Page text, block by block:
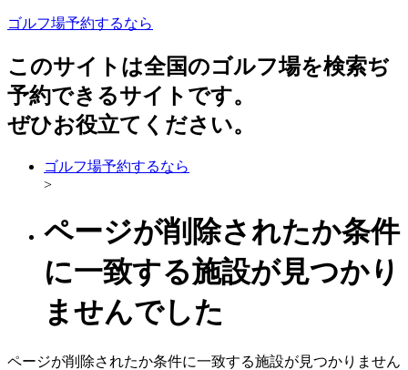
ゴルフ場予約するなら
このサイトは全国のゴルフ場を検索ぢ
予約できるサイトです。
ぜひお役立てください。
ゴルフ場予約するなら
>
ページが削除されたか条件
に一致する施設が見つかり
ませんでした
ページが削除されたか条件に一致する施設が見つかりません